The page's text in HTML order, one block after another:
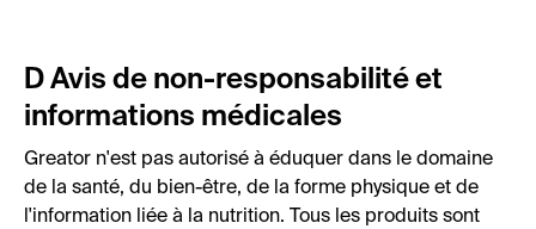
D Avis de non-responsabilité et
informations médicales
Greator n'est pas autorisé à éduquer dans le domaine
de la santé, du bien-être, de la forme physique et de
l'information liée à la nutrition. Tous les produits sont